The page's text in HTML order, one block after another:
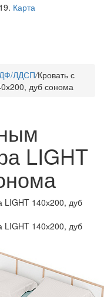
Карта
ЛДСП/Кровать с
дуб сонома
LIGHT